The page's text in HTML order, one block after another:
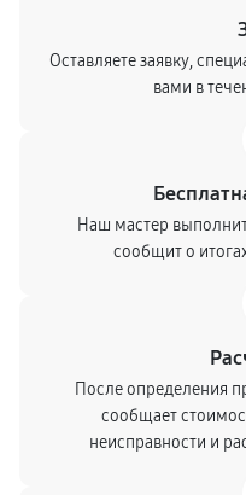
Оставляете заявку,
вами в
Наш мастер
сообщит о
После определения
сообщает
неисправности и